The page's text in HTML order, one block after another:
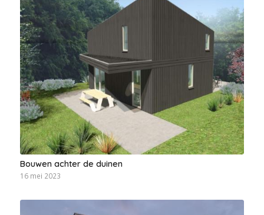
Bouwen achter de duinen
16 mei 2023